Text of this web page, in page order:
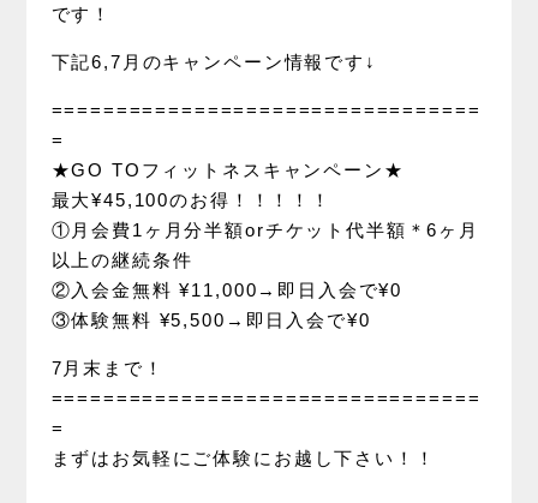
です！
下記6,7月のキャンペーン情報です↓
=================================
=
★GO TOフィットネスキャンペーン★
最大¥45,100のお得！！！！！
①月会費1ヶ月分半額orチケット代半額＊6ヶ月
以上の継続条件
②入会金無料 ¥11,000→即日入会で¥0
③体験無料 ¥5,500→即日入会で¥0
7月末まで！
=================================
=
まずはお気軽にご体験にお越し下さい！！